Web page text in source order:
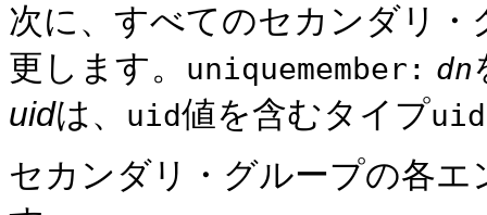
次に、すべてのセカンダリ
更します。
uniquemember: dn
uidは、 uid値を含むタイプuid
セカンダリ・グループの各